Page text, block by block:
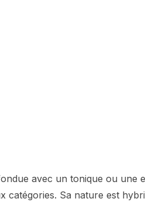
avec un tonique ou une
catégories. Sa nature est